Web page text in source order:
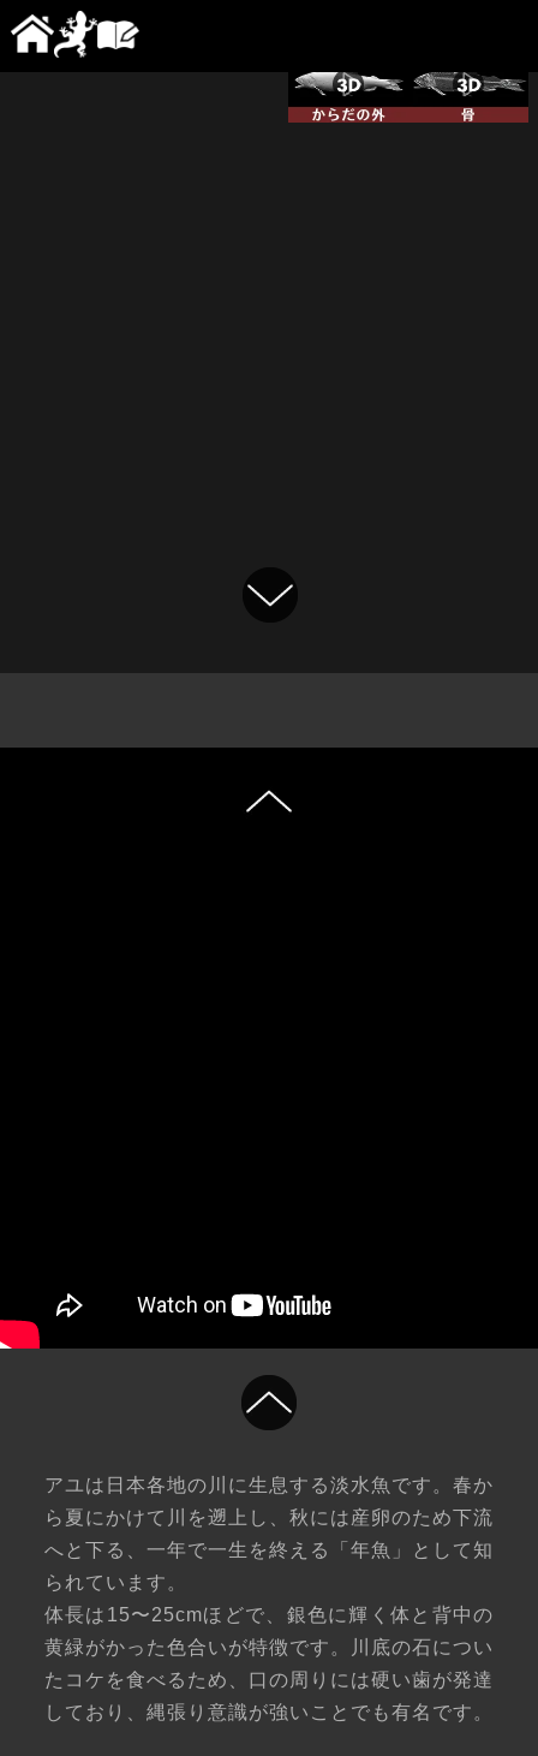
アユは日本各地の川に生息する淡水魚です。春か
ら夏にかけて川を遡上し、秋には産卵のため下流
へと下る、一年で一生を終える「年魚」として知
られています。
体長は15〜25cmほどで、銀色に輝く体と背中の
黄緑がかった色合いが特徴です。川底の石につい
たコケを食べるため、口の周りには硬い歯が発達
しており、縄張り意識が強いことでも有名です。